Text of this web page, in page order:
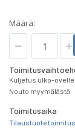
Määrä:
Kuljetus ulko-ovelle
Nouto myymälästä
Toimitusaika
Tilaustuote